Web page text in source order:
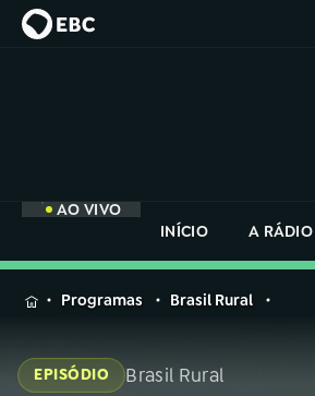
AO VIVO
INÍCIO
A RÁDIO
MENU
na
Rádio
Programas Brasil Rural
EPISÓDIO Brasil Rural